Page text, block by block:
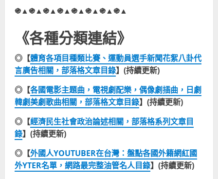
֍▲֍▲֍▲֍▲֍▲֍▲֍▲֍▲
《各種分類連結》
◎【體育各項目種類比賽、運動員選手新聞花絮八卦代
言廣告相關，部落格文章目錄】(持續更新)
◎【各國電影主題曲，電視劇配樂，偶像劇插曲，日劇
韓劇美劇歌曲相關，部落格文章目錄】(持續更新)
◎【經濟民生社會政治論述相關，部落格系列文章目
錄】(持續更新)
◎【外國人YOUTUBER在台灣：盤點各國外籍網紅國
外YTER名單，網路最完整油管名人目錄】(持續更新)